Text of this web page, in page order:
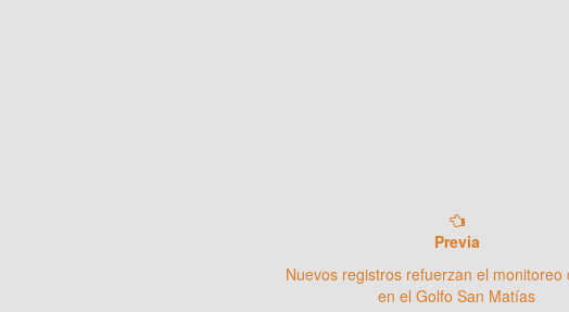
Previa
Nuevos registros refuerzan el monitoreo
en el Golfo San Matías